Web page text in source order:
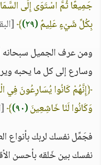
جَمِيعًا ثُمَّ اسْتَوَى إِلَى
بِكُلِّ شَيْءٍ عَلِيمٌ(٢٩) ﴾
ومن عرف الجميل سبحانه
وسارع إلى كل ما يحبه
﴿إِنَّهُمْ كَانُوا يُسَارِعُونَ فِي
وَكَانُوا لَنَا خَاشِعِينَ(٩٠) ﴾
فجَمِّل نفسك لربك بأنواع
نفسك بين خَلقه بأحسن